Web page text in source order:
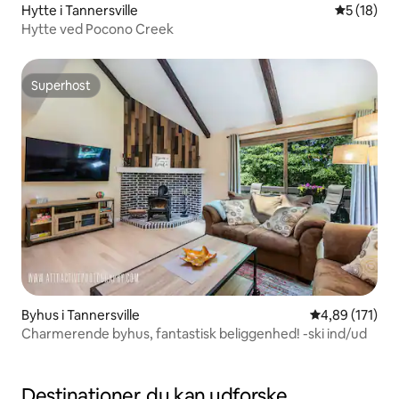
Hytte i Tannersville 5 ud af 5 i
5 (18)
Hytte ved Pocono Creek
Superhost
Superhost
Byhus i Tannersville 4,89 ud af 5 i
4,89 (171)
Charmerende byhus, fantastisk beliggenhed! -ski ind/ud